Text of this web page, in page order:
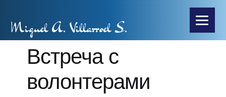
Miguel A. Villarroel S.
Встреча с
волонтерами